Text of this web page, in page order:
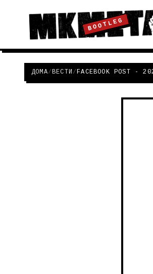
BOOTLEG
ДОМА/ВЕСТИ /FACEBOOK POST -